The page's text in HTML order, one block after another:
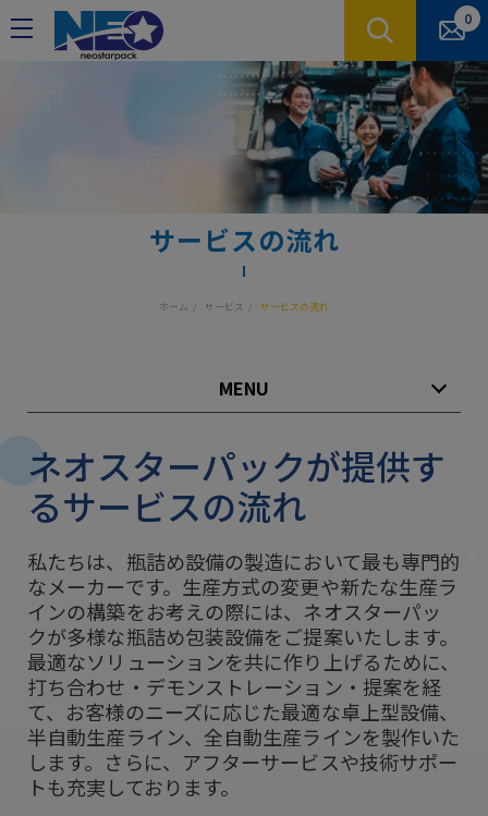
0
サービスの流れ
ホーム サービス サービスの流れ
MENU
ネオスターパックが提供す
るサービスの流れ
私たちは、瓶詰め設備の製造において最も専門的
なメーカーです。生産方式の変更や新たな生産ラ
インの構築をお考えの際には、ネオスターパッ
クが多様な瓶詰め包装設備をご提案いたします。
最適なソリューションを共に作り上げるために、
打ち合わせ・デモンストレーション・提案を経
て、お客様のニーズに応じた最適な卓上型設備、
半自動生産ライン、全自動生産ラインを製作いた
します。さらに、アフターサービスや技術サポー
トも充実しております。
クッキー利用の管理について